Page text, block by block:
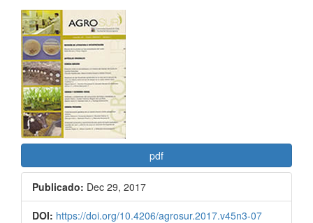
Barra
lateral
del
artículo
pdf
Publicado: Dec 29, 2017
DOI: https://doi.org/10.4206/agrosur.2017.v45n3-07